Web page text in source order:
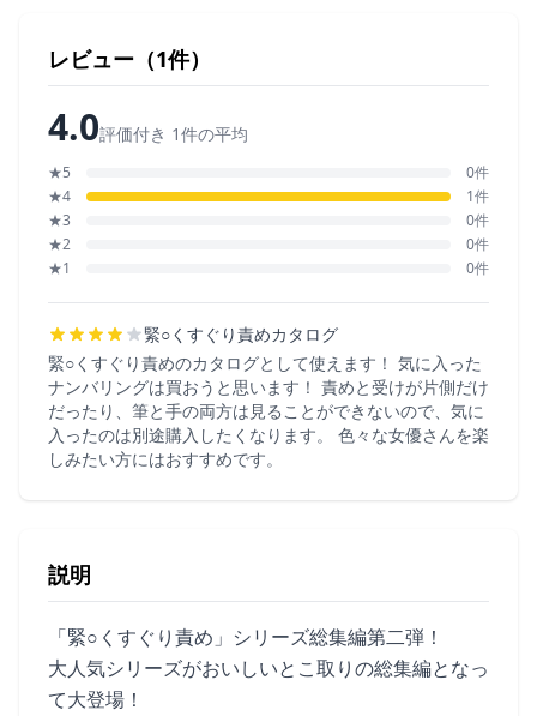
レビュー（1件）
4.0評価付き 1件の平均
★5
0件
★4
1件
★3
0件
★2
0件
★1
0件
緊○くすぐり責めカタログ
緊○くすぐり責めのカタログとして使えます！ 気に入った
ナンバリングは買おうと思います！ 責めと受けが片側だけ
だったり、筆と手の両方は見ることができないので、気に
入ったのは別途購入したくなります。 色々な女優さんを楽
しみたい方にはおすすめです。
説明
「緊○くすぐり責め」シリーズ総集編第二弾！
大人気シリーズがおいしいとこ取りの総集編となっ
て大登場！